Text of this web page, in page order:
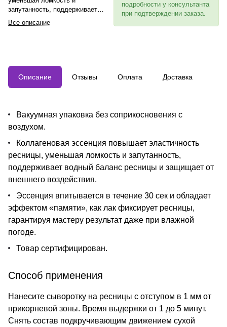
запутанность, поддерживает
водный баланс ресницы и
защищает от внешнего
Все описание
подробности у консультанта
при подтверждении заказа.
Описание Отзывы Оплата Доставка
Вакуумная упаковка без соприкосновения с
воздухом.
Коллагеновая эссенция повышает эластичность
ресницы, уменьшая ломкость и запутанность,
поддерживает водный баланс ресницы и защищает от
внешнего воздействия.
Эссенция впитывается в течение 30 сек и обладает
эффектом «памяти», как лак фиксирует ресницы,
гарантируя мастеру результат даже при влажной
погоде.
Товар сертифицирован.
Способ применения
Нанесите сыворотку на ресницы с отступом в 1 мм от
прикорневой зоны. Время выдержки от 1 до 5 минут.
Снять состав подкручивающим движением сухой